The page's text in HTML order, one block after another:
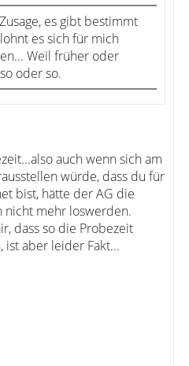
es gibt bestimmt
es sich für mich
Weil früher oder
oder so.
auch wenn sich am
würde, dass du für
bist, hätte der AG die
nicht mehr loswerden.
dass so die Probezeit
aber leider Fakt...